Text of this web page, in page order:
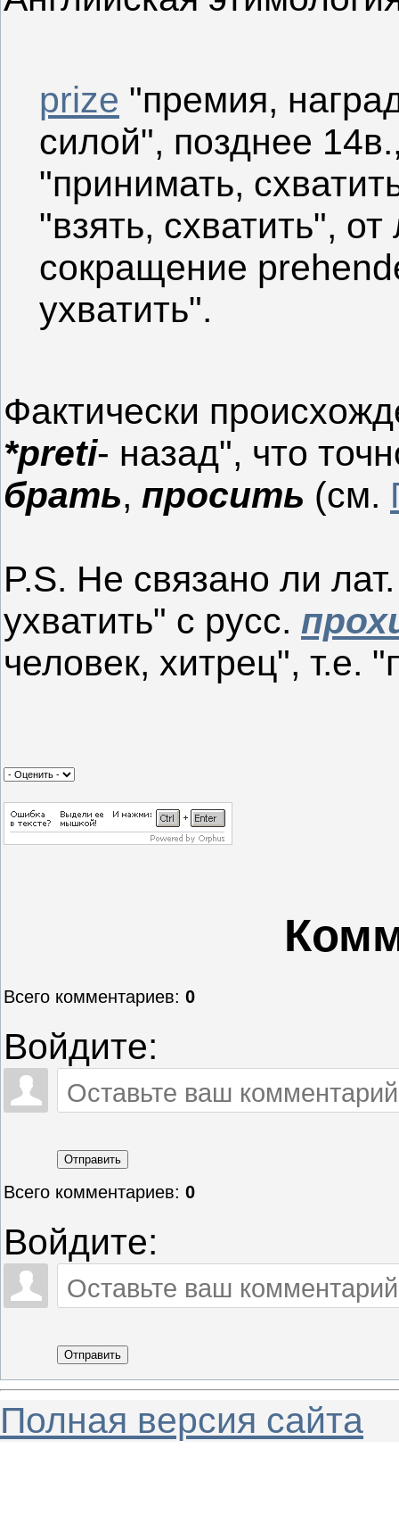
prize "премия,
силой", позднее
"принимать,
"взять, схватить",
сокращение
ухватить".
Фактически
*preti- назад", что
брать, просить (см.
P.S. Не связано ли
ухватить" с русс.
человек, хитрец", т.е.
Всего комментариев: 0
Войдите:
Отправить
Всего комментариев: 0
Войдите:
Отправить
Полная версия сайта